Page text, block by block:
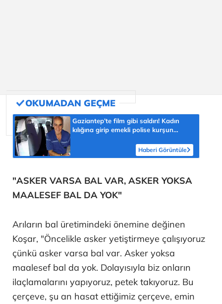
Gaziantep’te film gibi saldırı! Kadın
kılığına girip emekli polise kurşun
Haberi Görüntüle
"ASKER VARSA BAL VAR, ASKER YOKSA
MAALESEF BAL DA YOK"
Arıların bal üretimindeki önemine değinen
Koşar, "Öncelikle asker yetiştirmeye çalışıyoruz
çünkü asker varsa bal var. Asker yoksa
maalesef bal da yok. Dolayısıyla biz onların
ilaçlamalarını yapıyoruz, petek takıyoruz. Bu
çerçeve, şu an hasat ettiğimiz çerçeve, emin